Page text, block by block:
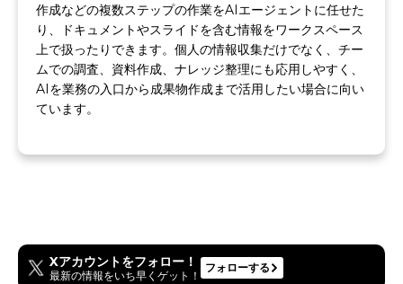
作成などの複数ステップの作業をAIエージェントに任せた
り、ドキュメントやスライドを含む情報をワークスペース
上で扱ったりできます。個人の情報収集だけでなく、チー
ムでの調査、資料作成、ナレッジ整理にも応用しやすく、
AIを業務の入口から成果物作成まで活用したい場合に向い
ています。
Xアカウントをフォロー！
最新の情報をいち早くゲット！
フォローする